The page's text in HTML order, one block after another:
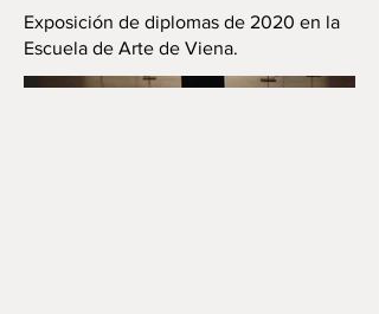
Exposición de diplomas de 2020 en la
Escuela de Arte de Viena.